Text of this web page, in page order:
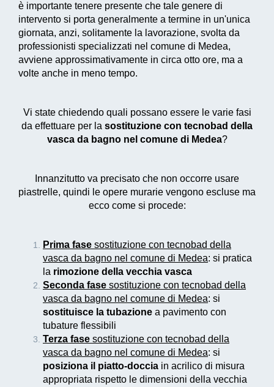
è importante tenere presente che tale genere di
intervento si porta generalmente a termine in un'unica
giornata, anzi, solitamente la lavorazione, svolta da
professionisti specializzati nel comune di Medea,
avviene approssimativamente in circa otto ore, ma a
volte anche in meno tempo.
Vi state chiedendo quali possano essere le varie fasi
da effettuare per la sostituzione con tecnobad della
vasca da bagno nel comune di Medea?
Innanzitutto va precisato che non occorre usare
piastrelle, quindi le opere murarie vengono escluse ma
ecco come si procede:
Prima fase sostituzione con tecnobad della
vasca da bagno nel comune di Medea: si pratica
la rimozione della vecchia vasca
Seconda fase sostituzione con tecnobad della
vasca da bagno nel comune di Medea: si
sostituisce la tubazione a pavimento con
tubature flessibili
Terza fase sostituzione con tecnobad della
vasca da bagno nel comune di Medea: si
posiziona il piatto-doccia in acrilico di misura
appropriata rispetto le dimensioni della vecchia